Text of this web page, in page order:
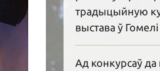
традыцыйную
выстава ў Гомелі
Ад конкурсаў